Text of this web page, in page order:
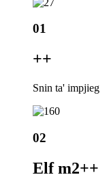
01
++
Snin ta' impjieg
02
Elf m2++